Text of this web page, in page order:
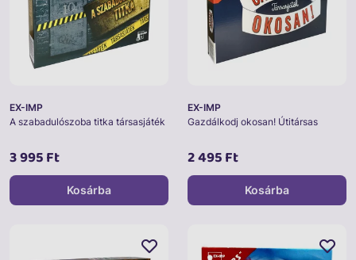
EX-IMP
A szabadulószoba titka társasjáték
3 995 Ft
Kosárba
EX-IMP
Gazdálkodj okosan! Útitársas
2 495 Ft
Kosárba